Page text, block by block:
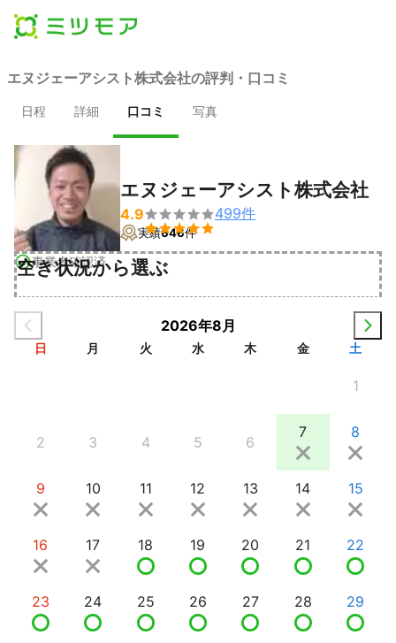
エヌジェーアシスト株式会社の評判・口コミ
日程 詳細 口コミ 写真
事業者確認済
エヌジェーアシスト株式会社
4.9

499件
実績646件
空き状況から選ぶ
2026年8月
日 月 火 水 木 金 土
1
2 3 4 5 6
7 8
9 10 11 12 13 14 15
16 17 18 19 20 21 22
23 24 25 26 27 28 29